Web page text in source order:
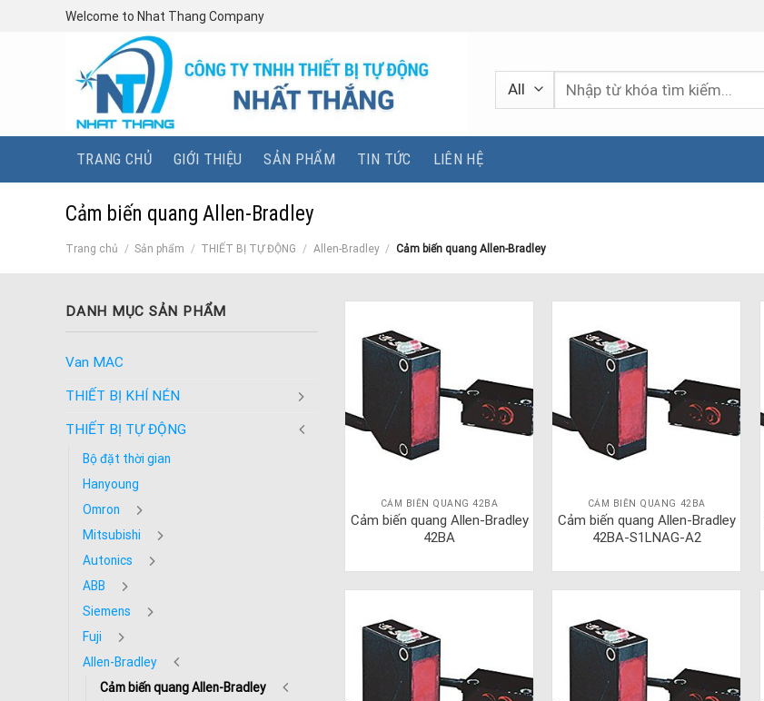
Welcome to Nhat Thang Company
Tìm
TRANG CHỦ GIỚI THIỆU SẢN PHẨM TIN TỨC LIÊN HỆ
Cảm biến quang Allen-Bradley
Trang chủ / Sản phẩm / THIẾT BỊ TỰ ĐỘNG / Allen-Bradley / Cảm biến quang Allen-Bradley
DANH MỤC SẢN PHẨM
Van MAC
THIẾT BỊ KHÍ NÉN
THIẾT BỊ TỰ ĐỘNG
Bộ đặt thời gian
Hanyoung
Omron
Mitsubishi
Autonics
ABB
Siemens
Fuji
Allen-Bradley
Cảm biến quang Allen-Bradley
CẢM BIẾN QUANG 42BA
Cảm biến quang Allen-Bradley
42BA
CẢM BIẾN QUANG 42BA
Cảm biến quang Allen-Bradley
42BA-S1LNAG-A2